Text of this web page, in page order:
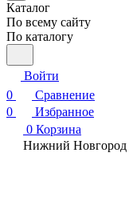
Каталог
По всему сайту
По каталогу
Войти
0
Сравнение
0
Избранное
0 Корзина
Нижний Новгород